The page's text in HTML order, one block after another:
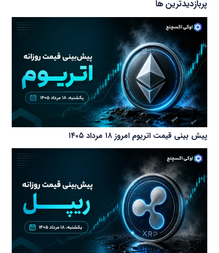
پربازدیدترین ها
پیش بینی قیمت اتریوم امروز ۱۸ مرداد ۱۴۰۵